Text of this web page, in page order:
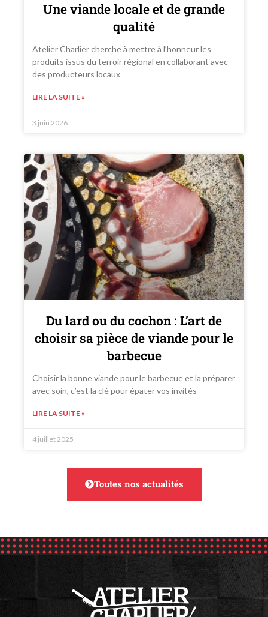
Une viande locale et de grande
qualité
Atelier Charlier cherche à mettre à l’honneur les
produits issus du terroir régional en collaborant avec
des producteurs locaux
LIRE LA SUITE »
3 juin 2026
Du lard ou du cochon : L’art de
choisir sa pièce de viande pour le
barbecue
Choisir la bonne viande pour le barbecue et la préparer
avec soin, c’est la clé pour épater vos invités
LIRE LA SUITE »
4 juillet 2025
Toutes nos actualités